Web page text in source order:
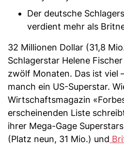
Der deutsche
verdient mehr als
32 Millionen Dollar (31,8
Schlagerstar Helene
zwölf Monaten. Das ist viel
manch ein US-Superstar.
Wirtschaftsmagazin
erscheinenden Liste
ihrer Mega-Gage
(Platz neun, 31 Mio.) und